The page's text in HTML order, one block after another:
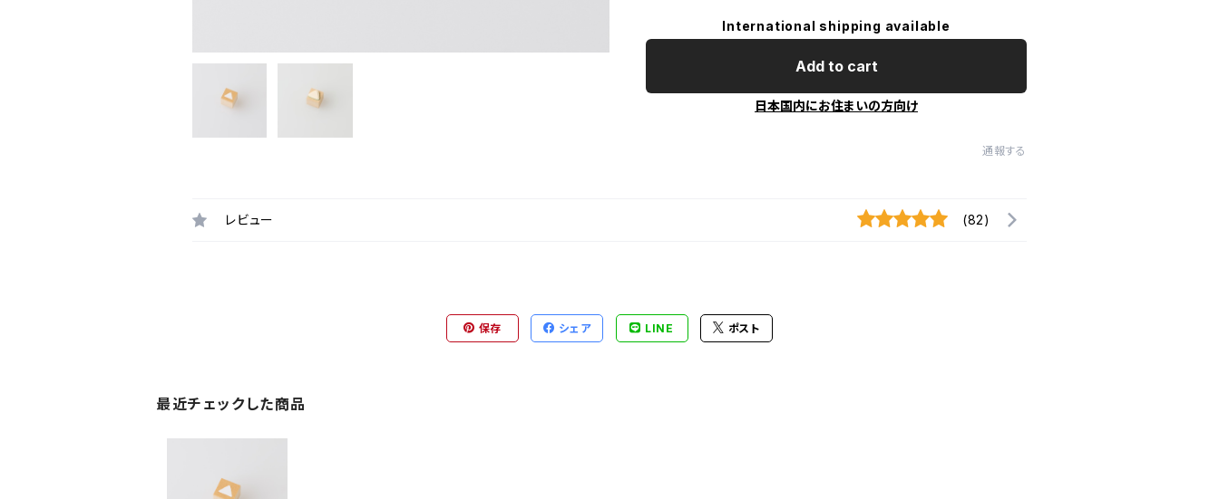
International shipping available
Add to cart
日本国内にお住まいの方向け
通報する
レビュー (82)
保存 シェア LINE ポスト
最近チェックした商品